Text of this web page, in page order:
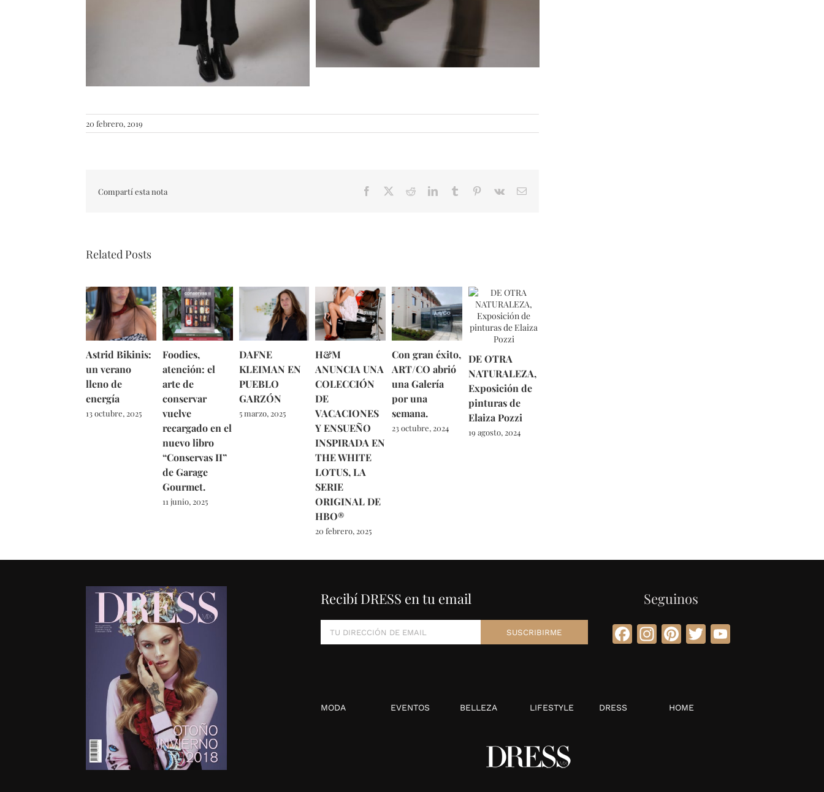
20 febrero, 2019
Compartí esta nota Facebook RedditLinkedInTumblr Pinterest
Vk Email
Related Posts
Astrid Bikinis:
un verano
lleno de
energía
13 octubre, 2025
Foodies,
atención: el
arte de
conservar
vuelve
recargado en el
nuevo libro
“Conservas II”
de Garage
Gourmet.
11 junio, 2025
DAFNE
KLEIMAN EN
PUEBLO
GARZÓN
5 marzo, 2025
H&M
ANUNCIA UNA
COLECCIÓN
DE
VACACIONES
Y ENSUEÑO
INSPIRADA EN
THE WHITE
LOTUS, LA
SERIE
ORIGINAL DE
HBO®
20 febrero, 2025
Con gran éxito,
ART/CO abrió
una Galería
por una
semana.
23 octubre, 2024
DE OTRA
NATURALEZA,
Exposición de
pinturas de
Elaiza Pozzi
19 agosto, 2024
Recibí DRESS en tu email Seguinos
Facebook
Instagram
Pinterest
TwitterYouTube
MODA EVENTOS BELLEZA LIFESTYLE DRESS HOME